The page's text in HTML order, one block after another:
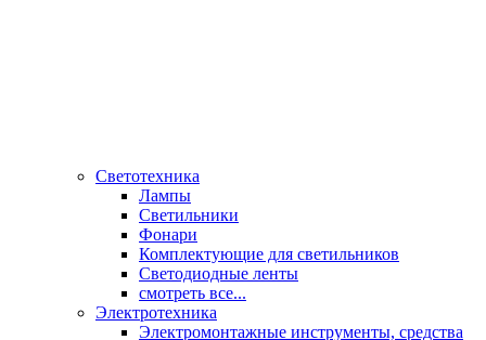
Светотехника
Лампы
Светильники
Фонари
Комплектующие для светильников
Светодиодные ленты
смотреть все...
Электротехника
Электромонтажные инструменты, средства